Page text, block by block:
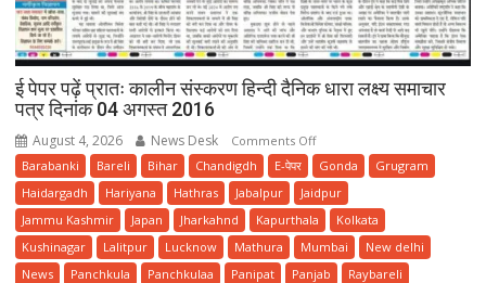
ई पेपर पढ़ें प्रातः कालीन संस्करण हिन्दी दैनिक धारा लक्ष्य समाचार
पत्र दिनांक 04 अगस्त 2016
August 4, 2026 News Desk Comments Offon
ई
पेपर
पढ़ें
प्रातः
कालीन
Barabanki Bareli Bihar Chandigdh E-पेपर Gonda
Grugram
Haidargadh
Hariyana Hathras Jabalpur
Jaidpur
Jammu Kashmir
Japan Jharkahnd Kapurthala
Kolkata
Kushinagar
Lalitpur Lucknow Mathura Mumbai
New delhi
News
Panchkula Panchkulaa Panipat Panjab
Raybareli